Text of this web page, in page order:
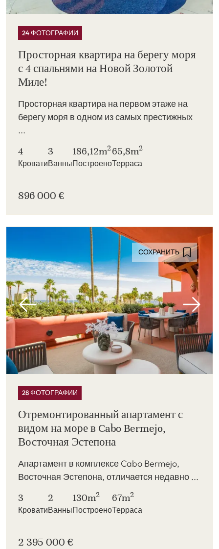
24 ФОТОГРАФИИ
Просторная квартира на берегу моря
с 4 спальнями на Новой Золотой
Миле!
Просторная квартира на первом этаже на
берегу моря в одном из самых престижных
...
4
Кровати
3
Ванны
186,12m2
Построено
65,8m2
Терраса
896 000 €
СОХРАНИТЬ
28 ФОТОГРАФИИ
Отремонтированный апартамент с
видом на море в Cabo Bermejo,
Восточная Эстепона
Апартамент в комплексе Cabo Bermejo,
Восточная Эстепона, отличается недавно ...
3
Кровати
2
Ванны
130m2
Построено
67m2
Терраса
2 395 000 €